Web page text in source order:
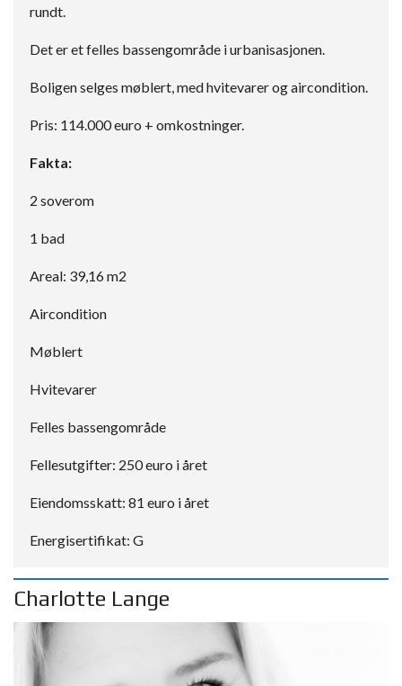
rundt.
Det er et felles bassengområde i urbanisasjonen.
Boligen selges møblert, med hvitevarer og aircondition.
Pris: 114.000 euro + omkostninger.
Fakta:
2 soverom
1 bad
Areal: 39,16 m2
Aircondition
Møblert
Hvitevarer
Felles bassengområde
Fellesutgifter: 250 euro i året
Eiendomsskatt: 81 euro i året
Energisertifikat: G
Charlotte Lange